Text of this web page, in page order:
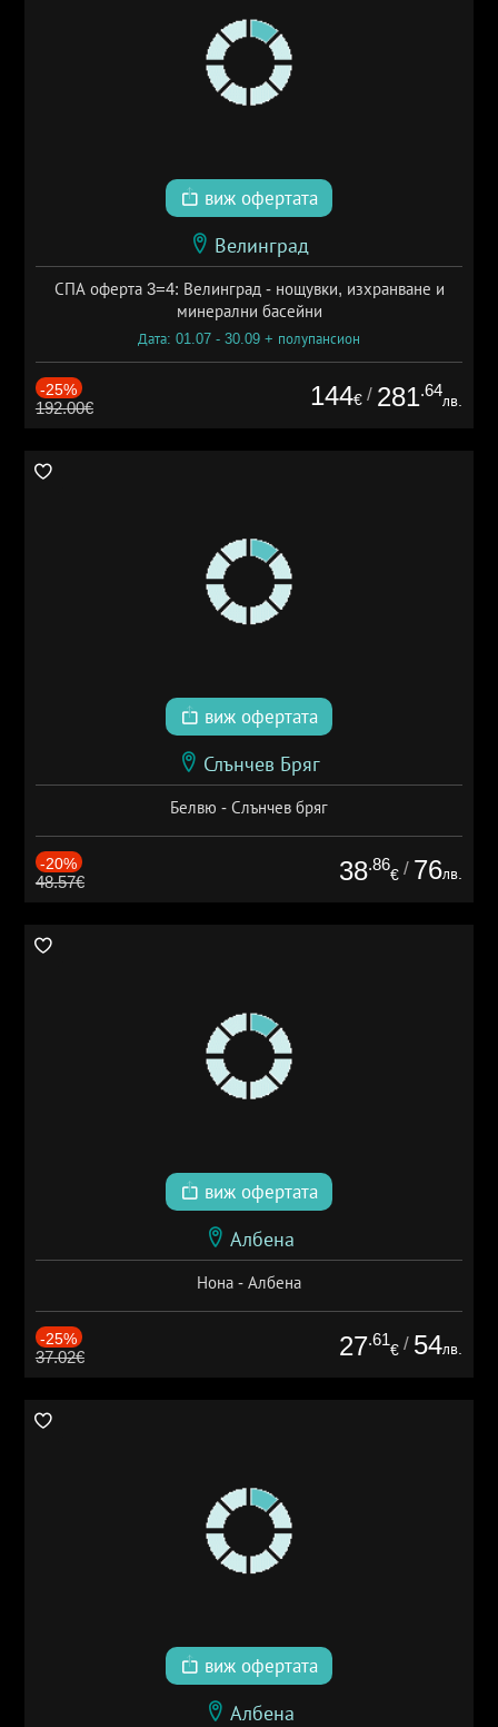
виж офертата
Велинград
СПА оферта 3=4: Велинград - нощувки, изхранване и
минерални басейни
Дата: 01.07 - 30.09 + полупансион
-25%
192.00€ 144€ / 281.64
лв.
виж офертата
Слънчев Бряг
Белвю - Слънчев бряг
-20%
48.57€ 38.86
€ / 76лв.
виж офертата
Албена
Нона - Албена
-25%
37.02€ 27.61
€ / 54лв.
виж офертата
Албена